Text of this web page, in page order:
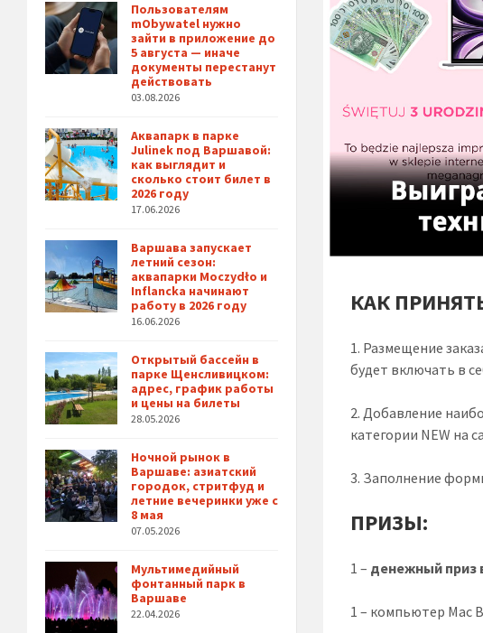
КАК
1. Размещение
будет включать в
2. Добавление
категории NEW на
3. Заполнение
ПРИЗЫ:
1 – денежный приз
1 – компьютер Mac
Пользователям
mObywatel нужно
зайти в приложение до
5 августа — иначе
документы перестанут
действовать
03.08.2026
Аквапарк в парке
Julinek под Варшавой:
как выглядит и
сколько стоит билет в
2026 году
17.06.2026
Варшава запускает
летний сезон:
аквапарки Moczydło и
Inflancka начинают
работу в 2026 году
16.06.2026
Открытый бассейн в
парке Щенсливицком:
адрес, график работы
и цены на билеты
28.05.2026
Ночной рынок в
Варшаве: азиатский
городок, стритфуд и
летние вечеринки уже с
8 мая
07.05.2026
Мультимедийный
фонтанный парк в
Варшаве
22.04.2026